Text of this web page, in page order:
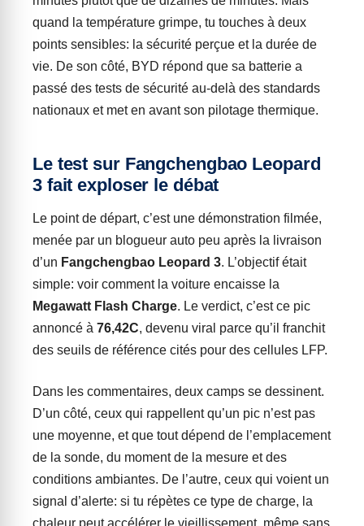
quand la température grimpe, tu touches à deux
points sensibles: la sécurité perçue et la durée de
vie. De son côté, BYD répond que sa batterie a
passé des tests de sécurité au-delà des standards
nationaux et met en avant son pilotage thermique.
Le test sur Fangchengbao Leopard
3 fait exploser le débat
Le point de départ, c’est une démonstration filmée,
menée par un blogueur auto peu après la livraison
d’un Fangchengbao Leopard 3. L’objectif était
simple: voir comment la voiture encaisse la
Megawatt Flash Charge. Le verdict, c’est ce pic
annoncé à 76,42C, devenu viral parce qu’il franchit
des seuils de référence cités pour des cellules LFP.
Dans les commentaires, deux camps se dessinent.
D’un côté, ceux qui rappellent qu’un pic n’est pas
une moyenne, et que tout dépend de l’emplacement
de la sonde, du moment de la mesure et des
conditions ambiantes. De l’autre, ceux qui voient un
signal d’alerte: si tu répètes ce type de charge, la
chaleur peut accélérer le vieillissement, même sans